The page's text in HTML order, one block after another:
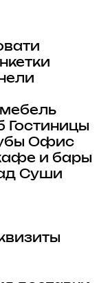
Гостиницы
Офис
и бары
Суши